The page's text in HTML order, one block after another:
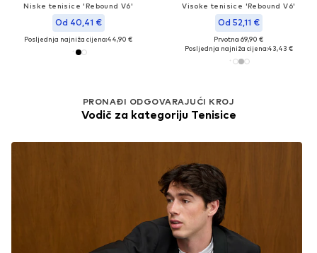
Niske tenisice 'Rebound V6'
Od 40,41 €
Posljednja najniža cijena:44,90 €
Visoke tenisice 'Rebound V6'
Od 52,11 €
Prvotno: 69,90 €
Posljednja najniža cijena:43,43 €
PRONAĐI ODGOVARAJUĆI KROJ
Vodič za kategoriju Tenisice